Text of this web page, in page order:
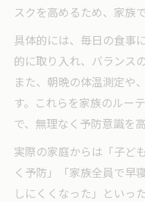
スクを高めるため、家族
具体的には、毎日の食事
的に取り入れ、バランス
また、朝晩の体温測定や
す。これらを家族のルー
で、無理なく予防意識を
実際の家庭からは「子ど
く予防」「家族全員で早
しにくくなった」といっ